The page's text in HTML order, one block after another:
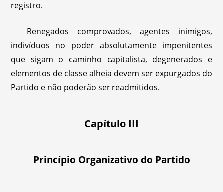
registro.
Renegados comprovados, agentes inimigos,
indivíduos no poder absolutamente impenitentes
que sigam o caminho capitalista, degenerados e
elementos de classe alheia devem ser expurgados do
Partido e não poderão ser readmitidos.
Capítulo III
Princípio Organizativo do Partido